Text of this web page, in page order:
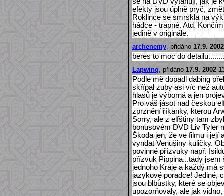
efekty jsou úplně pryč,
Roklince se smrskla na
hádce - trapné. Atd.
jedině v originále.
archenemy , přidáno 17.9.
beres to moc do
Lapwing , přidáno 17.9. 2002
Podle mě dopadl dabing
skřípal zuby asi víc než
hlasů je výborná a jen
Pro váš jásot nad českou
zprznění říkanky, kterou
Sorry, ale z elfštiny tam
bonusovém DVD Liv Tyler
Škoda jen, že ve filmu i její
vyndat Venušiny kuličky.
povinné přízvuky např.
přízvuk Pippina...tady
jednoho Kraje a každý má
jazykové poradce! Jediné,
jsou blbůstky, které se
upozorňovaly, ale jak